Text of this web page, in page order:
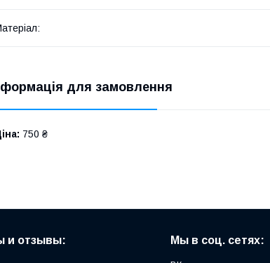
для замовлення
750 ₴
и отзывы: Мы в соц. сетях: